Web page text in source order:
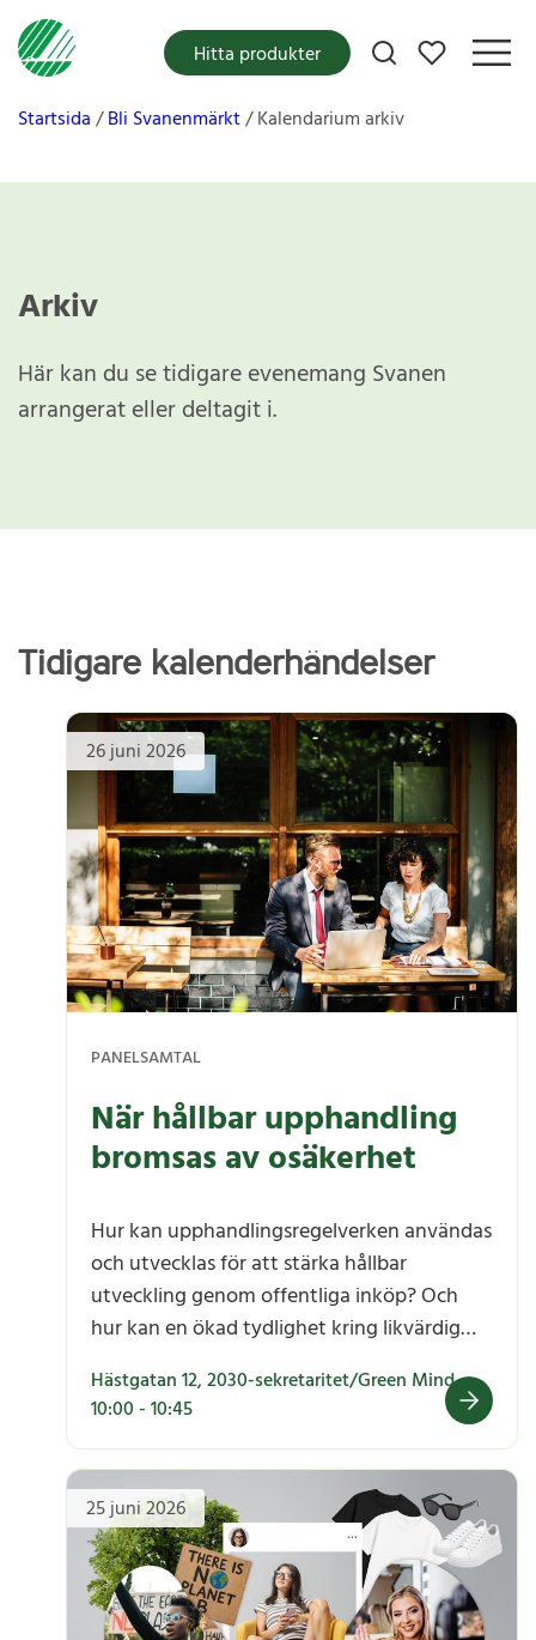
Mina favoriter
Hitta produkter
Startsida Bli Svanenmärkt Kalendarium arkiv
Arkiv
Här kan du se tidigare evenemang Svanen
arrangerat eller deltagit i.
Tidigare kalenderhändelser
26 juni 2026
PANELSAMTAL
När hållbar upphandling
bromsas av osäkerhet
Hur kan upphandlingsregelverken användas
och utvecklas för att stärka hållbar
utveckling genom offentliga inköp? Och
hur kan en ökad tydlighet kring likvärdig
använda hållbarhetsmärkningar i
upphandling?
Hästgatan 12, 2030-sekretaritet/Green Mind
10:00 - 10:45
25 juni 2026